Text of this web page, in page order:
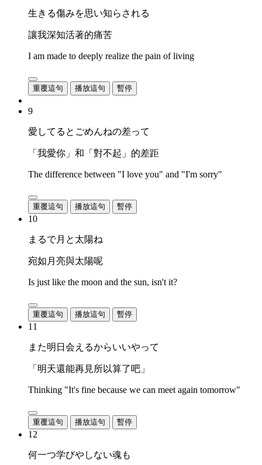
生きる傷みを思い知らされる
讓我深知活著的痛苦
I am made to deeply realize the pain of living
重覆這句 播放這句 暫停
9
愛してるとごめんねの差って
「我愛你」和「對不起」的差距
The difference between "I love you" and "I'm sorry"
重覆這句 播放這句 暫停
10
まるで月と太陽ね
宛如月亮與太陽呢
Is just like the moon and the sun, isn't it?
重覆這句 播放這句 暫停
11
また明日会えるからいいやって
「明天還能再見所以算了吧」
Thinking "It's fine because we can meet again tomorrow"
重覆這句 播放這句 暫停
12
何一つ学びやしない魂も